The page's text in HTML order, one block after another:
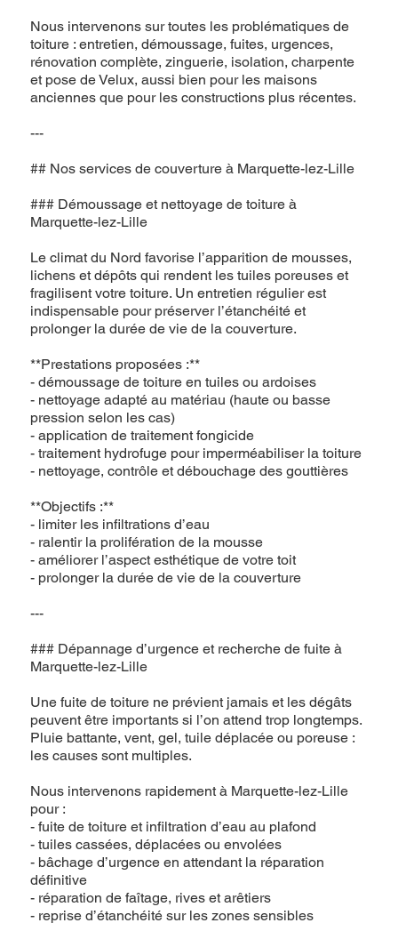
Nous intervenons sur toutes les problématiques de
toiture : entretien, démoussage, fuites, urgences,
rénovation complète, zinguerie, isolation, charpente
et pose de Velux, aussi bien pour les maisons
anciennes que pour les constructions plus récentes.
---
## Nos services de couverture à Marquette-lez-Lille
### Démoussage et nettoyage de toiture à
Marquette-lez-Lille
Le climat du Nord favorise l’apparition de mousses,
lichens et dépôts qui rendent les tuiles poreuses et
fragilisent votre toiture. Un entretien régulier est
indispensable pour préserver l’étanchéité et
prolonger la durée de vie de la couverture.
**Prestations proposées :**
- démoussage de toiture en tuiles ou ardoises
- nettoyage adapté au matériau (haute ou basse
pression selon les cas)
- application de traitement fongicide
- traitement hydrofuge pour imperméabiliser la toiture
- nettoyage, contrôle et débouchage des gouttières
**Objectifs :**
- limiter les infiltrations d’eau
- ralentir la prolifération de la mousse
- améliorer l’aspect esthétique de votre toit
- prolonger la durée de vie de la couverture
---
### Dépannage d’urgence et recherche de fuite à
Marquette-lez-Lille
Une fuite de toiture ne prévient jamais et les dégâts
peuvent être importants si l’on attend trop longtemps.
Pluie battante, vent, gel, tuile déplacée ou poreuse :
les causes sont multiples.
Nous intervenons rapidement à Marquette-lez-Lille
pour :
- fuite de toiture et infiltration d’eau au plafond
- tuiles cassées, déplacées ou envolées
- bâchage d’urgence en attendant la réparation
définitive
- réparation de faîtage, rives et arêtiers
- reprise d’étanchéité sur les zones sensibles